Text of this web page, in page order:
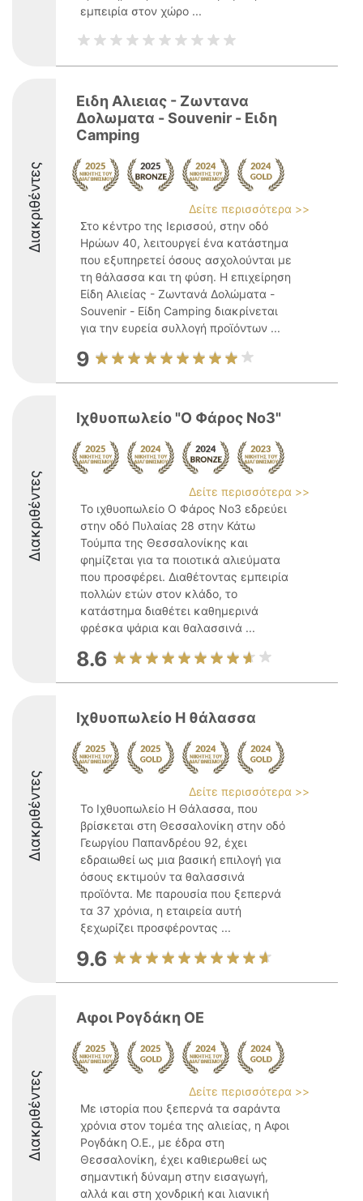
εμπειρία στον χώρο ...
Διακριθέντες
Ειδη Αλιειας - Ζωντανα
Δολωματα - Souvenir - Ειδη
Camping
Δείτε περισσότερα >>
Στο κέντρο της Ιερισσού, στην οδό
Ηρώων 40, λειτουργεί ένα κατάστημα
που εξυπηρετεί όσους ασχολούνται με
τη θάλασσα και τη φύση. Η επιχείρηση
Είδη Αλιείας - Ζωντανά Δολώματα -
Souvenir - Είδη Camping διακρίνεται
για την ευρεία συλλογή προϊόντων ...
9
Διακριθέντες
Ιχθυοπωλείο "Ο Φάρος Νο3"
Δείτε περισσότερα >>
Το ιχθυοπωλείο Ο Φάρος Νο3 εδρεύει
στην οδό Πυλαίας 28 στην Κάτω
Τούμπα της Θεσσαλονίκης και
φημίζεται για τα ποιοτικά αλιεύματα
που προσφέρει. Διαθέτοντας εμπειρία
πολλών ετών στον κλάδο, το
κατάστημα διαθέτει καθημερινά
φρέσκα ψάρια και θαλασσινά ...
8.6
Διακριθέντες
Ιχθυοπωλείο Η θάλασσα
Δείτε περισσότερα >>
Το Ιχθυοπωλείο Η Θάλασσα, που
βρίσκεται στη Θεσσαλονίκη στην οδό
Γεωργίου Παπανδρέου 92, έχει
εδραιωθεί ως μια βασική επιλογή για
όσους εκτιμούν τα θαλασσινά
προϊόντα. Με παρουσία που ξεπερνά
τα 37 χρόνια, η εταιρεία αυτή
ξεχωρίζει προσφέροντας ...
9.6
Διακριθέντες
Αφοι Ρογδάκη ΟΕ
Δείτε περισσότερα >>
Με ιστορία που ξεπερνά τα σαράντα
χρόνια στον τομέα της αλιείας, η Αφοι
Ρογδάκη Ο.Ε., με έδρα στη
Θεσσαλονίκη, έχει καθιερωθεί ως
σημαντική δύναμη στην εισαγωγή,
αλλά και στη χονδρική και λιανική